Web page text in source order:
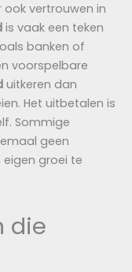
vertrouwen in
is vaak een teken
banken of
voorspelbare
uitkeren dan
Het uitbetalen is
Sommige
geen
eigen groei te
die